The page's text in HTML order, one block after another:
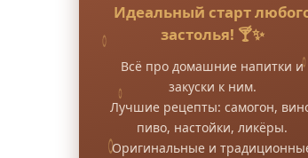
Идеальный старт
застолья! 🍸✨
Всё про домашние напитки и
закуски к ним.
Лучшие рецепты: самогон,
пиво, настойки, ликёры.
Оригинальные и